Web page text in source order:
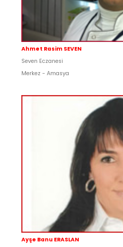
Ahmet Rasim SEVEN
Seven Eczanesi
Merkez - Amasya
Ayşe Banu ERASLAN